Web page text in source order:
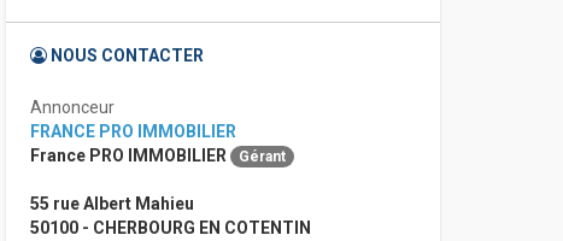
NOUS CONTACTER
Annonceur
FRANCE PRO IMMOBILIER
France PRO IMMOBILIER
Gérant
55 rue Albert Mahieu
50100 - CHERBOURG EN COTENTIN